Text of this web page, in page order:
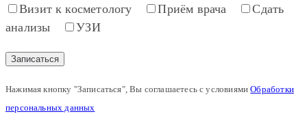
Визит к косметологу Приём врача
Сдать
анализы
УЗИ
Нажимая кнопку "Записаться", Вы соглашаетесь с условиямиОбработки
персональных данных